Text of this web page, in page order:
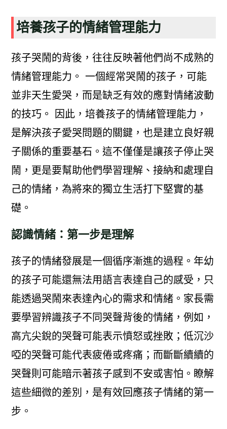
培養孩子的情緒管理能力
孩子哭鬧的背後，往往反映著他們尚不成熟的
情緒管理能力。 一個經常哭鬧的孩子，可能
並非天生愛哭，而是缺乏有效的應對情緒波動
的技巧。 因此，培養孩子的情緒管理能力，
是解決孩子愛哭問題的關鍵，也是建立良好親
子關係的重要基石。這不僅僅是讓孩子停止哭
鬧，更是要幫助他們學習理解、接納和處理自
己的情緒，為將來的獨立生活打下堅實的基
礎。
認識情緒：第一步是理解
孩子的情緒發展是一個循序漸進的過程。年幼
的孩子可能還無法用語言表達自己的感受，只
能透過哭鬧來表達內心的需求和情緒。家長需
要學習辨識孩子不同哭聲背後的情緒，例如，
高亢尖銳的哭聲可能表示憤怒或挫敗；低沉沙
啞的哭聲可能代表疲倦或疼痛；而斷斷續續的
哭聲則可能暗示著孩子感到不安或害怕。瞭解
這些細微的差別，是有效回應孩子情緒的第一
步。